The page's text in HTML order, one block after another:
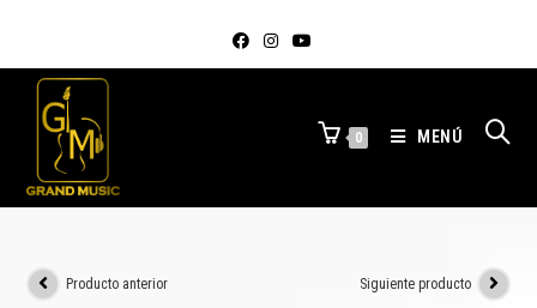
0 MENÚ
Producto anterior Siguiente producto